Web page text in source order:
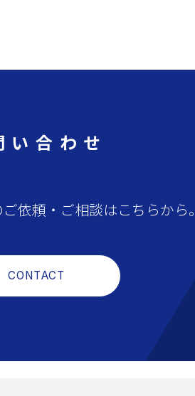
い合わせ
依頼・ご相談はこちらから
CONTACT